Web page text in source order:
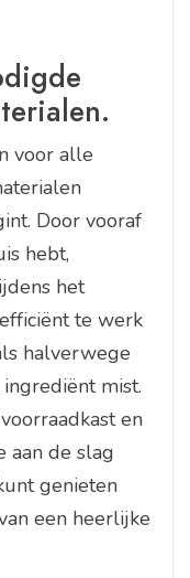
voor alle
Door vooraf
hebt,
het
te werk
halverwege
mist.
en
aan de slag
genieten
een heerlijke